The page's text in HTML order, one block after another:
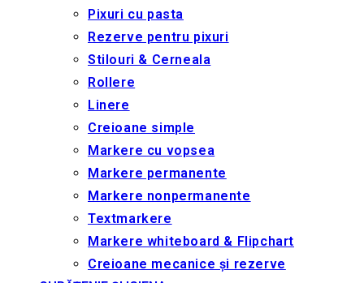
Pixuri cu pasta
Rezerve pentru pixuri
Stilouri & Сerneala
Rollere
Linere
Creioane simple
Markere cu vopsea
Markere permanente
Markere nonpermanente
Textmarkere
Markere whiteboard & Flipchart
Creioane mecanice și rezerve